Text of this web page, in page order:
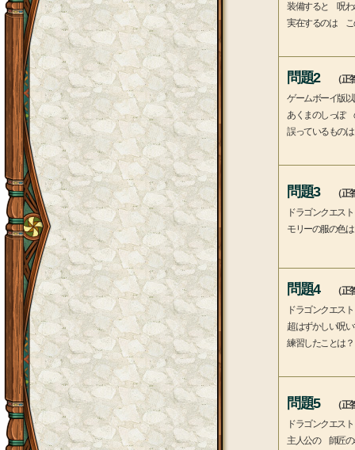
装備すると 呪わ
実在するのは
問題2
（
ゲームボーイ版
あくまのしっぽ
誤っているもの
問題3
（
ドラゴンクエス
モリーの服の色
問題4
（
ドラゴンクエス
超はずかしい呪
練習したことは？
問題5
（
ドラゴンクエス
主人公の 師匠の